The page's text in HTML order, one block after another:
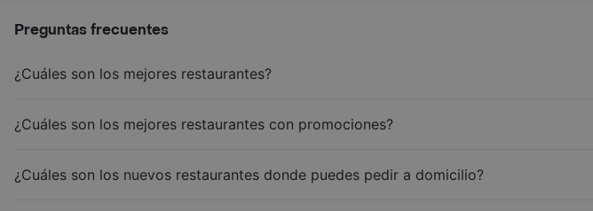
Preguntas frecuentes
¿Cuáles son los mejores restaurantes?
¿Cuáles son los mejores restaurantes con promociones?
¿Cuáles son los nuevos restaurantes donde puedes pedir a domicilio?